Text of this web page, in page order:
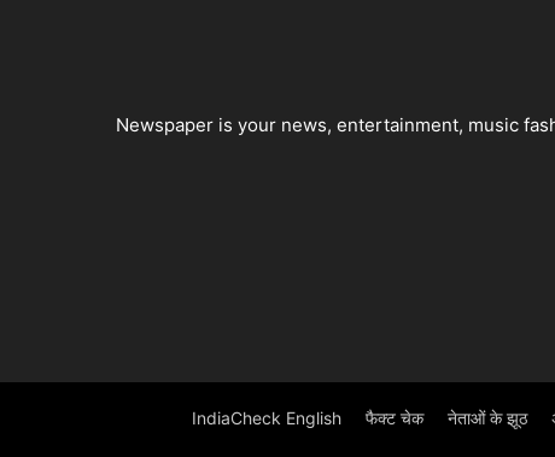
Newspaper is your news, entertainment, music
IndiaCheck English फैक्ट चेक नेताओं के झूठ